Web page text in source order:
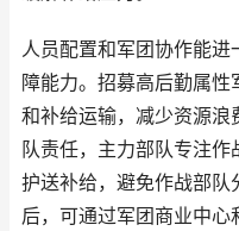
人员配置和军团协作能
障能力。招募高后勤属
和补给运输，减少资源浪
队责任，主力部队专注
护送补给，避免作战部队
后，可通过军团商业中